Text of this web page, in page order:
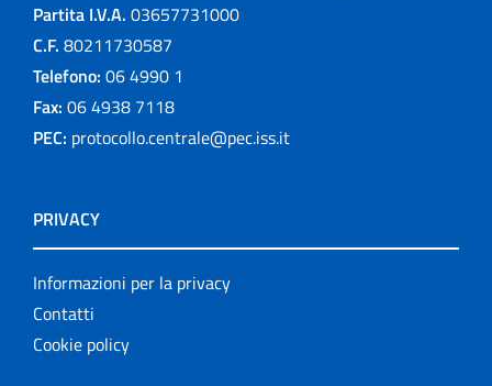
Partita I.V.A. 03657731000
C.F. 80211730587
Telefono: 06 4990 1
Fax: 06 4938 7118
PEC: protocollo.centrale@pec.iss.it
PRIVACY
Informazioni per la privacy
Contatti
Cookie policy